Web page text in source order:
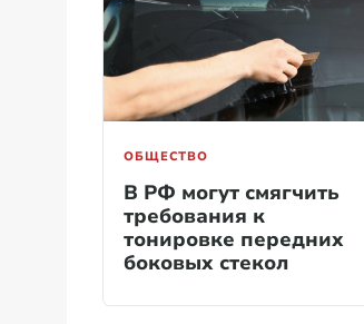
ОБЩЕСТВО
В РФ могут смягчить
требования к
тонировке передних
боковых стекол